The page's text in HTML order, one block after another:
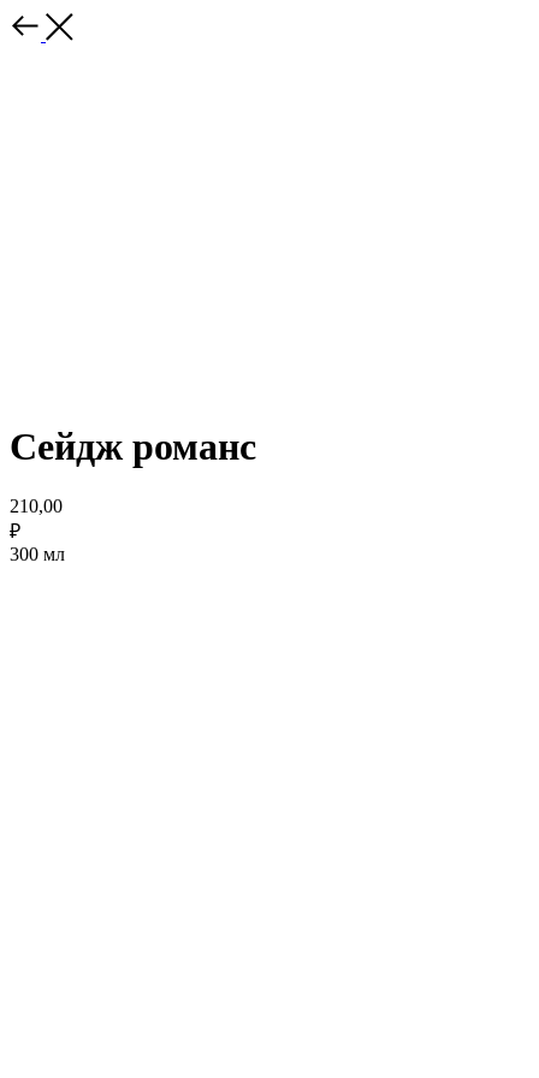
Сейдж романс
210,00
₽
300 мл